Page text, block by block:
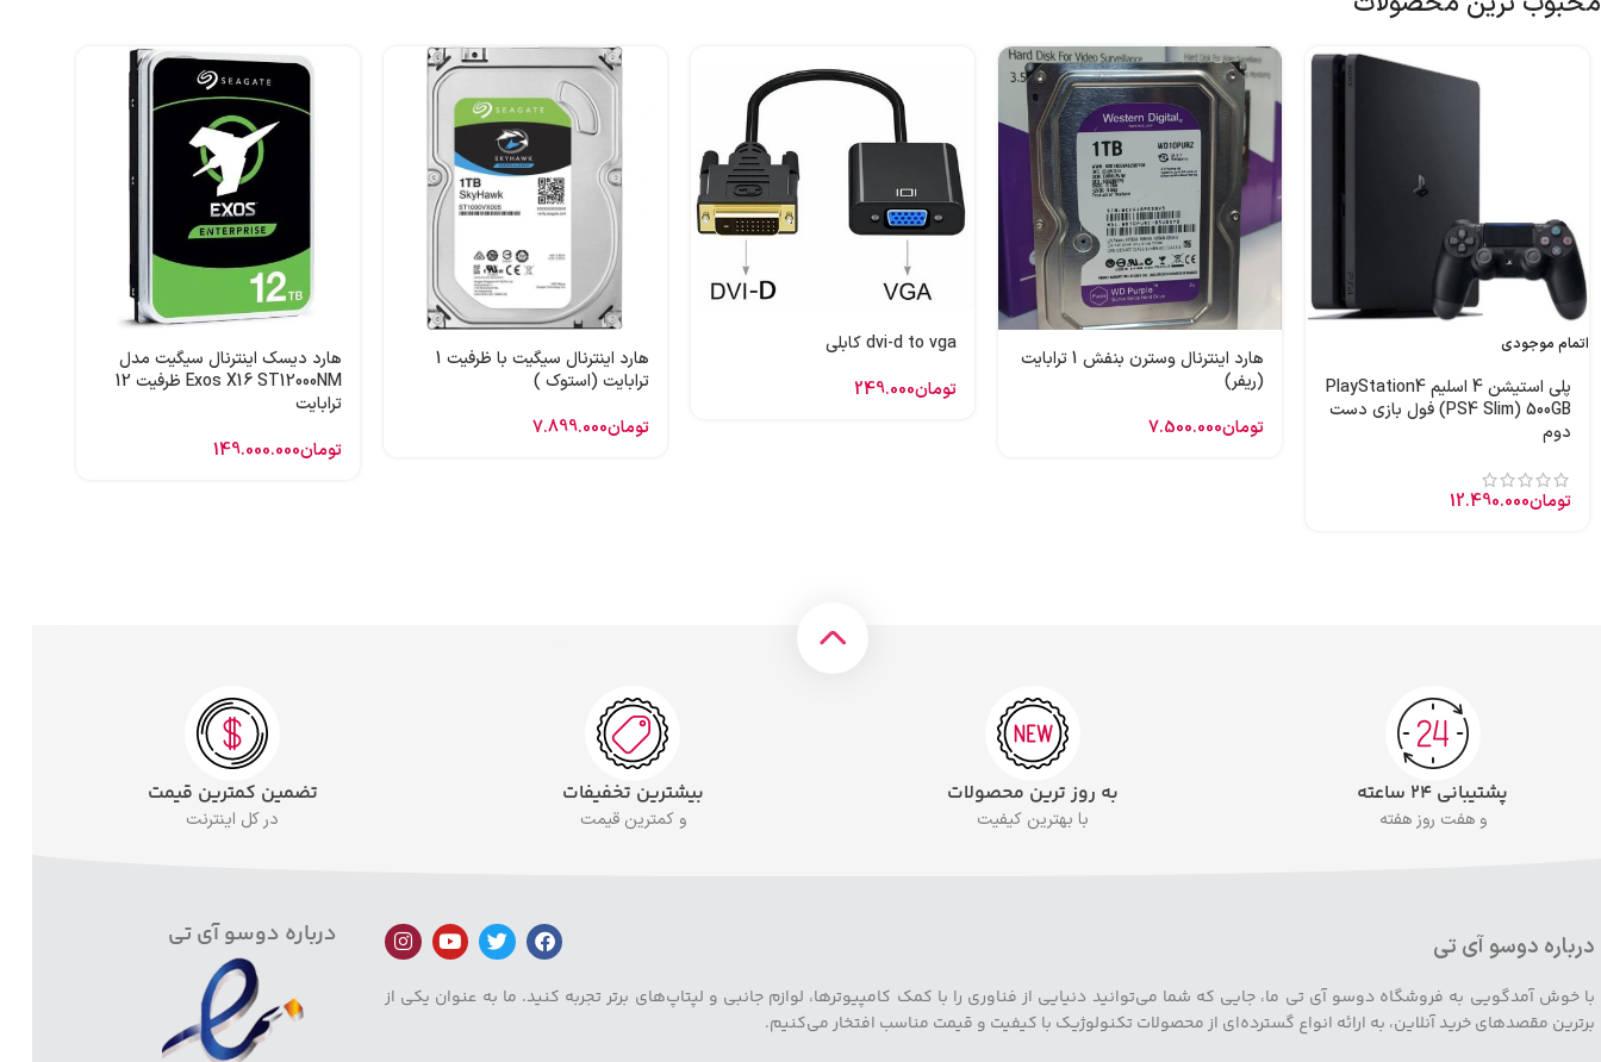
اتمام موجودی
پلی استیشن 4 اسلیم PlayStation4
(PS4 Slim) 500GB فول بازی دست
دوم
تومان12.490.000
هارد اینترنال وسترن بنفش 1 ترابایت
(ریفر)
تومان7.500.000
dvi-d to vga کابلی
تومان249.000
هارد اینترنال سیگیت با ظرفیت 1
ترابایت (استوک )
تومان7.899.000
هارد دیسک اینترنال سیگیت مدل
Exos X16 ST12000NM ظرفیت 12
ترابایت
تومان149.000.000
پشتیبانی ۲۴ ساعته
و هفت روز هفته
به روز ترین محصولات
با بهترین کیفیت
بیشترین تخفیفات
و کمترین قیمت
تضمین کمترین قیمت
در کل اینترنت
درباره دوسو آی تی
با خوش آمدگویی به فروشگاه دوسو آی تی ما، جایی که شما می‌توانید دنیایی از فناوری را با کمک کامپیوترها، لوازم جانبی و لپتاپ‌های برتر تجربه کنید. ما به عنوان یکی از
برترین مقصدهای خرید آنلاین، به ارائه انواع گسترده‌ای از محصولات تکنولوژیک با کیفیت و قیمت مناسب افتخار می‌کنیم.
درباره دوسو آی تی